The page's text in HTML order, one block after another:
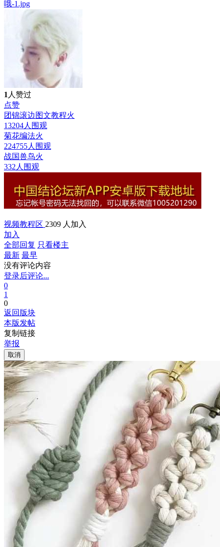
1 人赞过
点赞
团锦滚边图文教程火
13204人围观
菊花编法火
224755人围观
战国兽鸟火
332人围观
视频教程区 2309 人加入
加入
全部回复 只看楼主
最新 最早
没有评论内容
登录后评论...
0
1
0
返回版块
本版发帖
复制链接
举报
取消